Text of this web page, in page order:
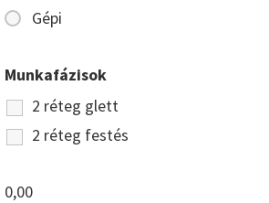
Gépi
Munkafázisok
2 réteg glett
2 réteg festés
0,00